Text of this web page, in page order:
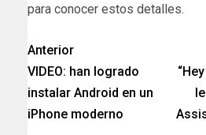
para conocer estos detalles.
Anterior
VIDEO: han logrado
instalar Android en un
iPhone moderno